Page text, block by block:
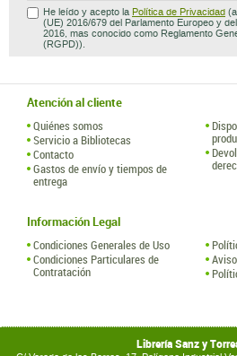
He leído y acepto la Política de Privacidad
(UE) 2016/679 del Parlamento Europeo y
2016, mas conocido como Reglamento
(RGPD)).
Atención al cliente
Quiénes somos
Servicio a Bibliotecas
Contacto
Gastos de envío y tiempos de
entrega
Información Legal
Condiciones Generales de Uso
Condiciones Particulares de
Contratación
Librería Sanz y